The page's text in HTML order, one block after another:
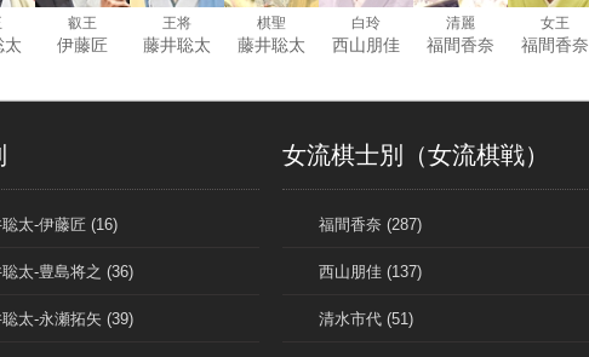
太
叡王
伊藤匠
王将
藤井聡太
棋聖
藤井聡太
白玲
西山朋佳
清麗
福間香奈
女王
福間香奈
太-伊藤匠 (16)
太-豊島将之 (36)
太-永瀬拓矢 (39)
女流棋士別（女流棋戦）
福間香奈 (287)
西山朋佳 (137)
清水市代 (51)